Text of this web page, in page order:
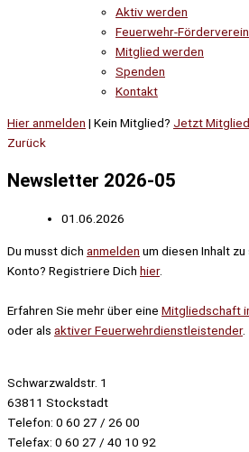
Aktiv werden
Feuerwehr-Förderverein
Mitglied werden
Spenden
Kontakt
Hier anmelden | Kein Mitglied? Jetzt
Zurück
Newsletter 2026-05
01.06.2026
Du musst dich anmelden um diesen Inhalt
Konto? Registriere Dich hier.
Erfahren Sie mehr über eine Mitgliedschaft
oder als aktiver Feuerwehrdienstleistender.
Schwarzwaldstr. 1
63811 Stockstadt
Telefon: 0 60 27 / 26 00
Telefax: 0 60 27 / 40 10 92